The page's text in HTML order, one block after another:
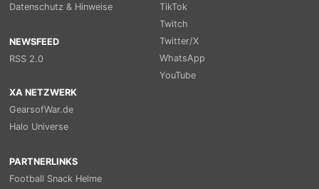
Datenschutz & Hinweise
NEWSFEED
RSS 2.0
TikTok
Twitch
Twitter/X
WhatsApp
YouTube
XA NETZWERK
GearsofWar.de
Halo Universe
PARTNERLINKS
Football Snack Helme